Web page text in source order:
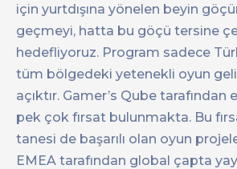
için yurtdışına yönelen beyin
geçmeyi, hatta bu göçü tersine
hedefliyoruz. Program sadece
tüm bölgedeki yetenekli oyun
açıktır. Gamer’s Qube tarafından
pek çok fırsat bulunmakta. Bu
tanesi de başarılı olan oyun
EMEA tarafından global çapta